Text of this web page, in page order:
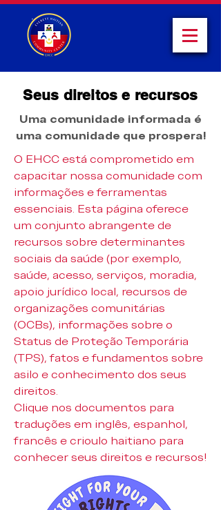
Seus direitos e recursos
Uma comunidade informada é
uma comunidade que prospera!
O EHCC está comprometido em
capacitar nossa comunidade com
informações e ferramentas
essenciais. Esta página oferece
um conjunto abrangente de
recursos sobre determinantes
sociais da saúde (por exemplo,
saúde, acesso, serviços, moradia,
apoio jurídico local, recursos de
organizações comunitárias
(OCBs), informações sobre o
Status de Proteção Temporária
(TPS), fatos e fundamentos sobre
asilo e conhecimento dos seus
direitos.
Clique nos documentos para
traduções em inglês, espanhol,
francês e crioulo haitiano para
conhecer seus direitos e recursos!